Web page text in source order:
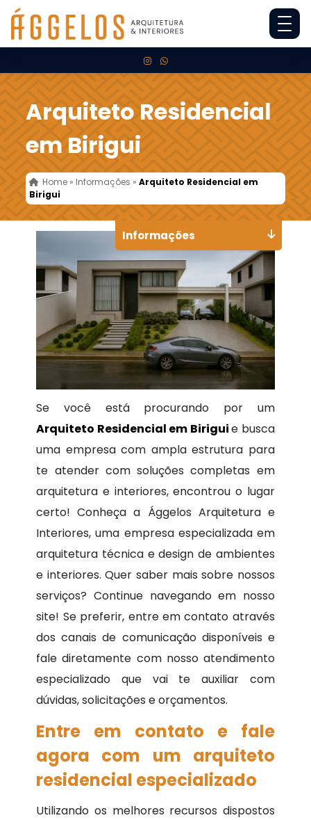
Arquiteto Residencial
em Birigui
Home » Informações »Arquiteto Residencial em
Birigui
Se você está procurando por um
Arquiteto Residencial em Biriguie busca
uma empresa com ampla estrutura para
te atender com soluções completas em
arquitetura e interiores, encontrou o lugar
certo! Conheça a Ággelos Arquitetura e
Interiores, uma empresa especializada em
arquitetura técnica e design de ambientes
e interiores. Quer saber mais sobre nossos
serviços? Continue navegando em nosso
site! Se preferir, entre em contato através
dos canais de comunicação disponíveis e
fale diretamente com nosso atendimento
especializado que vai te auxiliar com
dúvidas, solicitações e orçamentos.
Entre em contato e fale
agora com um arquiteto
residencial especializado
Utilizando os melhores recursos dispostos
Informações